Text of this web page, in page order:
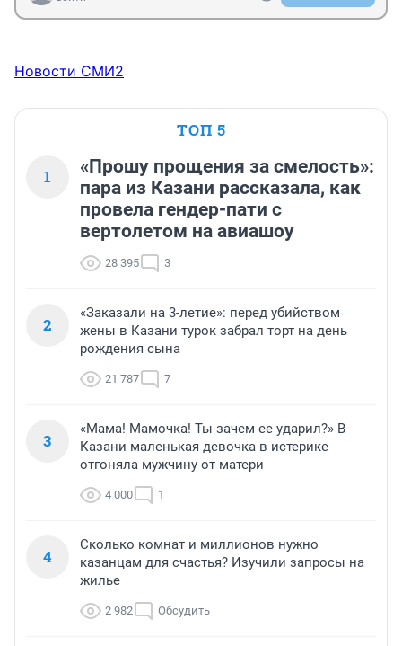
Новости СМИ2
ТОП 5
1
«Прошу прощения за смелость»:
пара из Казани рассказала, как
провела гендер-пати с
вертолетом на авиашоу
28 395 3
2
«Заказали на 3-летие»: перед убийством
жены в Казани турок забрал торт на день
рождения сына
21 787 7
3
«Мама! Мамочка! Ты зачем ее ударил?» В
Казани маленькая девочка в истерике
отгоняла мужчину от матери
4 000 1
4
Сколько комнат и миллионов нужно
казанцам для счастья? Изучили запросы на
жилье
2 982 Обсудить